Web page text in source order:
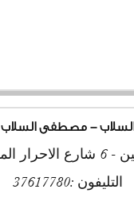
السلاب - مصطفى السلاب
المهندسين
التليفون :37617780